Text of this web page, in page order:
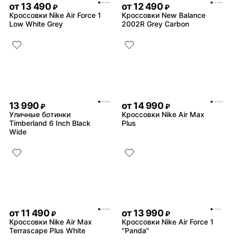
от13 490 ₽
Кроссовки Nike Air Force 1
Low White Grey
от12 490 ₽
Кроссовки New Balance
2002R Grey Carbon
13 990 ₽
Уличные ботинки
Timberland 6 Inch Black
Wide
от14 990 ₽
Кроссовки Nike Air Max
Plus
от11 490 ₽
Кроссовки Nike Air Max
Terrascape Plus White
от13 990 ₽
Кроссовки Nike Air Force 1
"Panda"